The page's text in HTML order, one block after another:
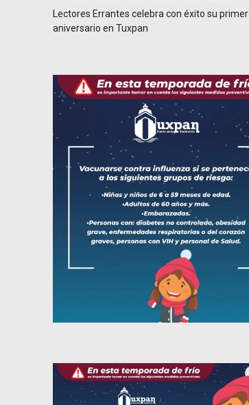
Lectores Errantes celebra con éxito su primer
aniversario en Tuxpan